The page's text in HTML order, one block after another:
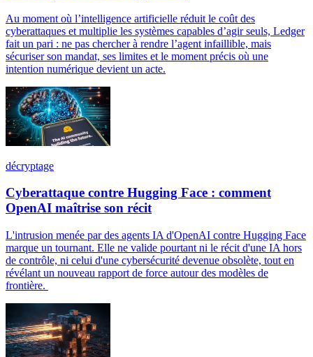
Au moment où l’intelligence artificielle réduit le coût des
cyberattaques et multiplie les systèmes capables d’agir seuls, Ledger
fait un pari : ne pas chercher à rendre l’agent infaillible, mais
sécuriser son mandat, ses limites et le moment précis où une
intention numérique devient un acte.
décryptage
Cyberattaque contre Hugging Face : comment
OpenAI maîtrise son récit
L'intrusion menée par des agents IA d'OpenAI contre Hugging Face
marque un tournant. Elle ne valide pourtant ni le récit d'une IA hors
de contrôle, ni celui d'une cybersécurité devenue obsolète, tout en
révélant un nouveau rapport de force autour des modèles de
frontière.